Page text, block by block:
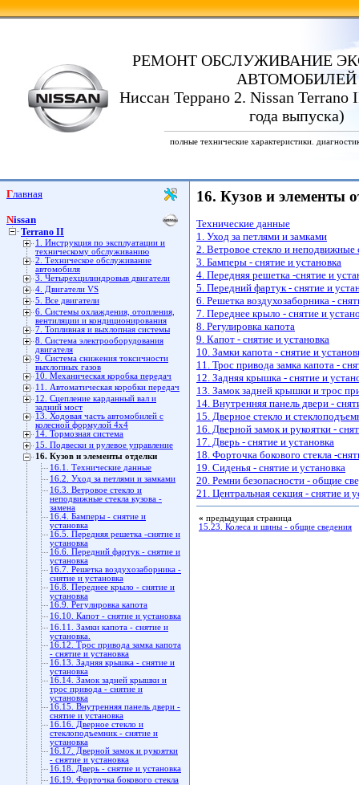
РЕМОНТ ОБСЛУЖИВАНИЕ
АВТОМОБИЛЕЙ
Ниссан Террано 2. Nissan Terrano
года выпуска)
полные технические характеристики.
Главная
Nissan
Terrano II
1. Инструкция по эксплуатации и
техническому обслуживанию
2. Техническое обслуживание
автомобиля
3. Четырехцилиндровыв двигатели
4. Двигатели VS
5. Все двигатели
6. Системы охлаждения, отопления,
вентиляции и кондиционирования
7. Топливная и выхлопная системы
8. Система электрооборудования
двигателя
9. Система снижения токсичности
выхлопных газов
10. Механическая коробка передач
11. Автоматическая коробки передач
12. Сцепление карданный вал и
задний мост
13. Ходовая часть автомобилей с
колесной формулой 4x4
14. Тормозная система
15. Подвески и рулевое управление
16. Кузов и элементы отделки
16.1. Технические данные
16.2. Уход за петлями и замками
16.3. Ветровое стекло и
неподвижные стекла кузова -
замена
16.4. Бамперы - снятие и
установка
16.5. Передняя решетка -снятие и
установка
16.6. Передний фартук - снятие и
установка
16.7. Решетка воздухозаборника -
снятие и установка
16.8. Переднее крыло - снятие и
установка
16.9. Регулировка капота
16.10. Капот - снятие и установка
16.11. Замки капота - снятие и
установка.
16.12. Трос привода замка капота
- снятие и установка
16.13. Задняя крышка - снятие и
установка
16.14. Замок задней крышки и
трос привода - снятие и
установка
16.15. Внутренняя панель двери -
снятие и установка
16.16. Дверное стекло и
стеклоподъемник - снятие и
установка
16.17. Дверной замок и рукоятки
- снятие и установка
16.18. Дверь - снятие и установка
16.19. Форточка бокового стекла
16. Кузов и элементы
Технические данные
1. Уход за петлями и замками
2. Ветровое стекло и неподвижные
3. Бамперы - снятие и установка
4. Передняя решетка -снятие и
5. Передний фартук - снятие и
6. Решетка воздухозаборника -
7. Переднее крыло - снятие и
8. Регулировка капота
9. Капот - снятие и установка
10. Замки капота - снятие и
11. Трос привода замка капота -
12. Задняя крышка - снятие и
13. Замок задней крышки и трос
14. Внутренняя панель двери -
15. Дверное стекло и
16. Дверной замок и рукоятки -
17. Дверь - снятие и установка
18. Форточка бокового стекла -
19. Сиденья - снятие и установка
20. Ремни безопасности - общие
21. Центральная секция - снятие и
« предыдущая страница
15.23. Колеса и шины - общие сведения